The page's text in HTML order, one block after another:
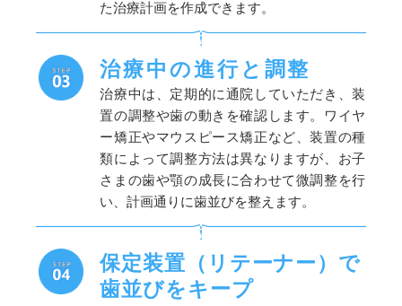
た治療計画を作成できます。
治療中の進行と調整
治療中は、定期的に通院していただき、装
置の調整や歯の動きを確認します。ワイヤ
ー矯正やマウスピース矯正など、装置の種
類によって調整方法は異なりますが、お子
さまの歯や顎の成長に合わせて微調整を行
い、計画通りに歯並びを整えます。
保定装置（リテーナー）で
歯並びをキープ